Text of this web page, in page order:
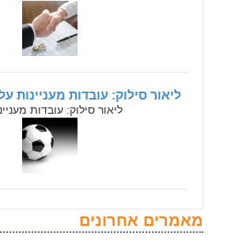
ליאור סילוק: עובדות מעניינות
ליאור סילוק: עובדות
מאמרים אחרונים